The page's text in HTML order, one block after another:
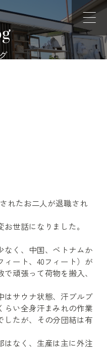
れたお二人が退職され
世話になりました。
なく、中国、ベトナムか
ィート、40フィート）が
頑張って荷物を搬入、
はサウナ状態、汗ブルブ
らい全身汗まみれの作業
したが、その分団結は有
はなく、生産は主に外注